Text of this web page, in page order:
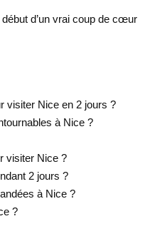
d’un vrai coup de cœur
visiter Nice en 2 jours ?
à Nice ?
visiter Nice ?
2 jours ?
à Nice ?
?